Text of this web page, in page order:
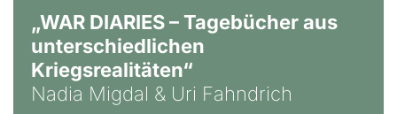
„WAR DIARIES – Tagebücher aus
unterschiedlichen
Kriegsrealitäten“
Nadia Migdal & Uri Fahndrich